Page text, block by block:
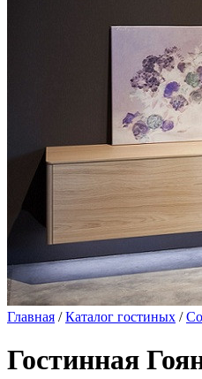
Главная /Каталог гостиных /
Гостинная